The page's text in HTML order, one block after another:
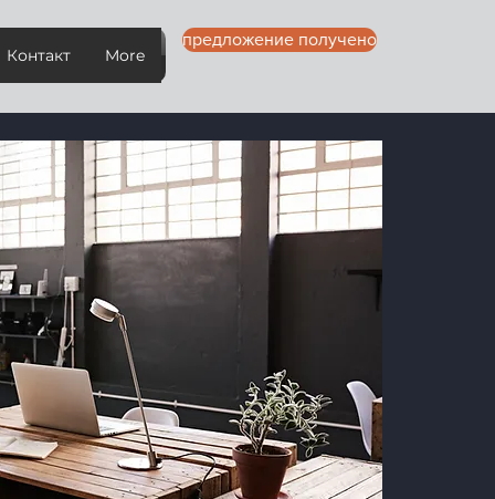
Контакт More
предложение получено